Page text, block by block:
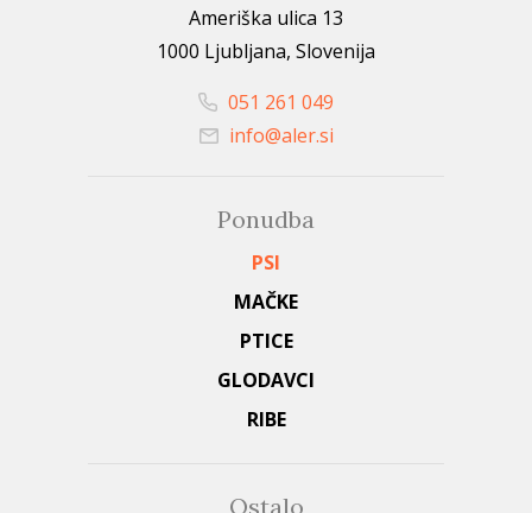
Ameriška ulica 13
1000 Ljubljana, Slovenija
051 261 049
info@aler.si
Ponudba
PSI
MAČKE
PTICE
GLODAVCI
RIBE
Ostalo